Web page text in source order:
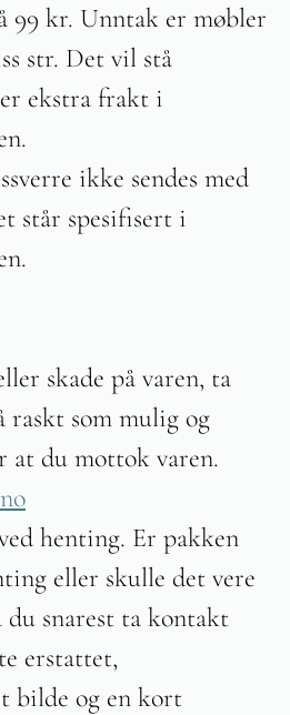
99 kr. Unntak er møbler
str. Det vil stå
ekstra frakt i
ikke sendes med
står spesifisert i
skade på varen, ta
raskt som mulig og
at du mottok varen.
henting. Er pakken
eller skulle det vere
du snarest ta kontakt
erstattet,
bilde og en kort